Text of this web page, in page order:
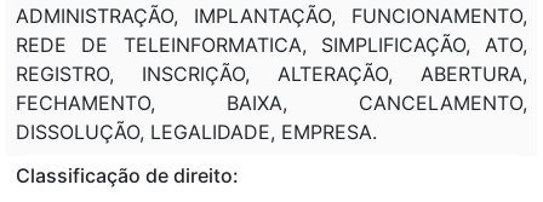
ADMINISTRAÇÃO, IMPLANTAÇÃO, FUNCIONAMENTO,
REDE DE TELEINFORMATICA, SIMPLIFICAÇÃO, ATO,
REGISTRO, INSCRIÇÃO, ALTERAÇÃO, ABERTURA,
FECHAMENTO, BAIXA, CANCELAMENTO,
DISSOLUÇÃO, LEGALIDADE, EMPRESA.
Classificação de direito: